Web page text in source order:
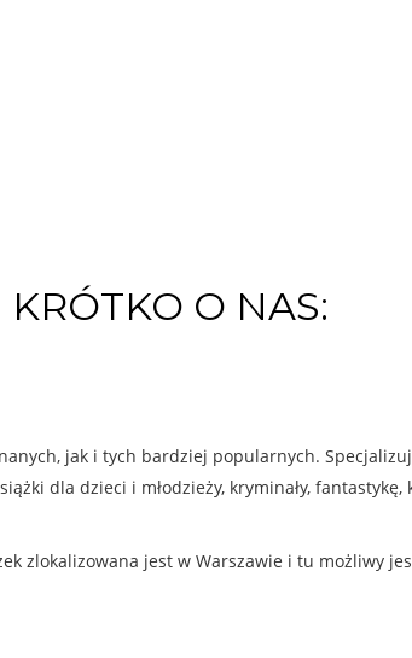
KRÓTKO O NAS:
jak i tych bardziej popularnych.
dla dzieci i młodzieży, kryminały,
zlokalizowana jest w Warszawie i tu możliwy